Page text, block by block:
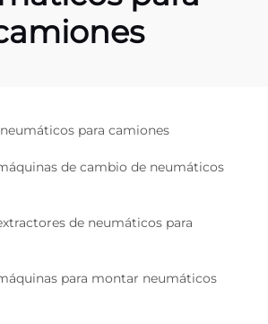
para camiones
de cambio de neumáticos
de neumáticos para
para montar neumáticos